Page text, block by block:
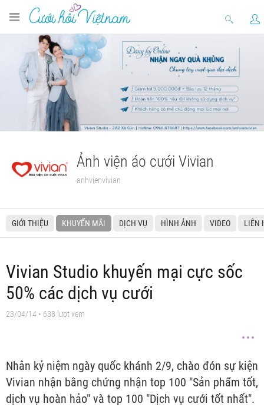
Ảnh viện áo cưới Vivian
anhvienvivian
GIỚI THIỆU KHUYẾN MÃI DỊCH VỤ HÌNH ẢNH VIDEO LIÊN
Vivian Studio khuyến mại cực sốc
50% các dịch vụ cưới
23/04/14 • 638 lượt xem
Nhân kỷ niệm ngày quốc khánh 2/9, chào đón sự kiện
Vivian nhận bằng chứng nhận top 100 "Sản phẩm tốt,
dịch vụ hoàn hảo" và top 100 "Dịch vụ cưới tốt nhất".